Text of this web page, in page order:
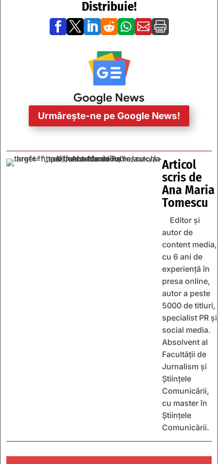
Distribuie!
      
Urmărește-ne pe Google News!
Articol
scris de
Ana Maria
Tomescu
Editor și
autor de
content media,
cu 6 ani de
experiență în
presa online,
autor a peste
5000 de titluri,
specialist PR și
social media.
Absolvent al
Facultății de
Jurnalism și
Științele
Comunicării,
cu master în
Științele
Comunicării.